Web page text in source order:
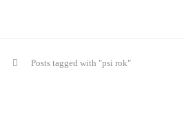
Posts tagged with "psi rok"